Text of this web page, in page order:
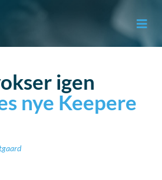
igen
nye Keepere